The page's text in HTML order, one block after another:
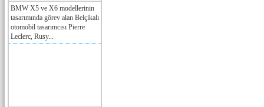
BMW X5 ve X6 modellerinin
tasarımında görev alan Belçikalı
otomobil tasarımcısı Pierre
Leclerc, Rusy...